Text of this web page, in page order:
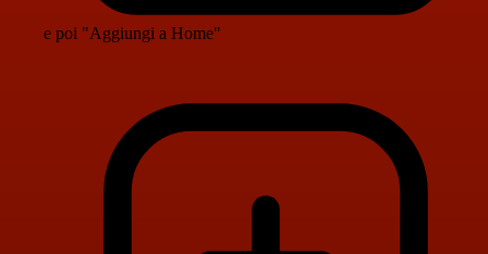
e poi "Aggiungi a Home"